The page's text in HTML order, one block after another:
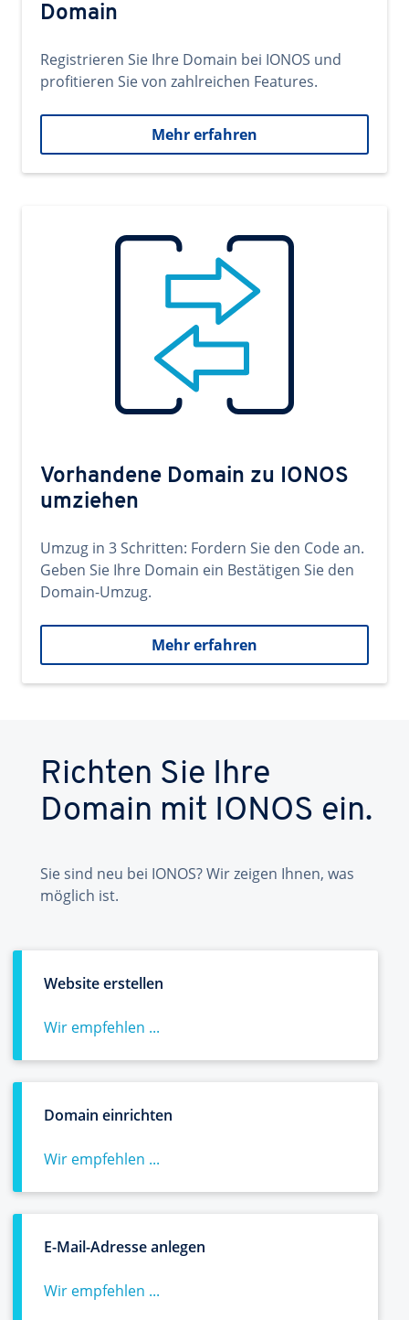
Domain
Registrieren Sie Ihre Domain bei IONOS und
profitieren Sie von zahlreichen Features.
Mehr erfahren
Vorhandene Domain zu IONOS
umziehen
Umzug in 3 Schritten: Fordern Sie den Code an.
Geben Sie Ihre Domain ein Bestätigen Sie den
Domain-Umzug.
Mehr erfahren
Richten Sie Ihre
Domain mit IONOS ein.
Sie sind neu bei IONOS? Wir zeigen Ihnen, was
möglich ist.
Website erstellen
Wir empfehlen ...
Domain einrichten
Wir empfehlen ...
E-Mail-Adresse anlegen
Wir empfehlen ...